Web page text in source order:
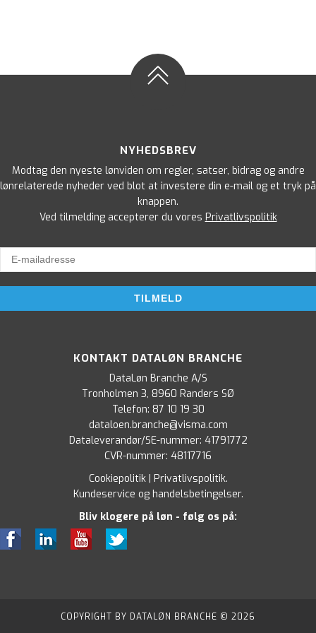
NYHEDSBREV
Modtag den nyeste lønviden om regler, satser, bidrag og andre
lønrelaterede nyheder ved blot at investere din e-mail og et tryk på
knappen.
Ved tilmelding accepterer du vores Privatlivspolitik
KONTAKT DATALØN BRANCHE
DataLøn Branche A/S
Tronholmen 3, 8960 Randers SØ
Telefon: 87 10 19 30
dataloen.branche@visma.com
Dataleverandør/SE-nummer: 41791772
CVR-nummer: 48117716
Cookiepolitik| Privatlivspolitik.
Kundeservice og handelsbetingelser.
Bliv klogere på løn - følg os på:
COPYRIGHT BY DATALØN BRANCHE © 2026